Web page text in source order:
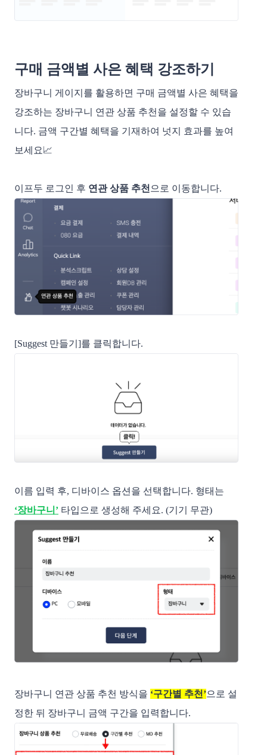
구매 금액별 사은 혜택 강조하기
장바구니 게이지를 활용하면 구매 금액별 사은 혜택을
강조하는 장바구니 연관 상품 추천을 설정할 수 있습
니다. 금액 구간별 혜택을 기재하여 넛지 효과를 높여
보세요📈
이프두 로그인 후 연관 상품 추천 으로 이동합니다.
[Suggest 만들기]를 클릭합니다.
이름 입력 후, 디바이스 옵션을 선택합니다. 형태는
‘장바구니’ 타입으로 생성해 주세요. (기기 무관)
장바구니 연관 상품 추천 방식을 ‘구간별 추천’으로 설
정한 뒤 장바구니 금액 구간을 입력합니다.